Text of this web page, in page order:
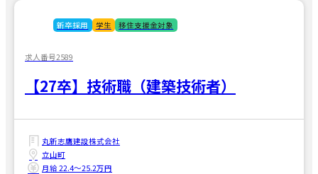
新卒採用 学生 移住支援金対象
求人番号2589
【27卒】技術職（建築技術者）
丸新志鷹建設株式会社
立山町
月給 22.4〜25.2万円